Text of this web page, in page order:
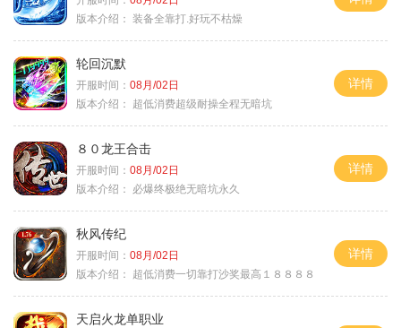
版本介绍： 装备全靠打.好玩不枯燥
轮回沉默
开服时间： 08月/02日
版本介绍：
超低消费超级耐操全程无暗坑
详情
８０龙王合击
开服时间： 08月/02日
版本介绍：
必爆终极绝无暗坑永久
详情
秋风传纪
开服时间： 08月/02日
版本介绍：
超低消费一切靠打沙奖最高１８８８８
详情
天启火龙单职业